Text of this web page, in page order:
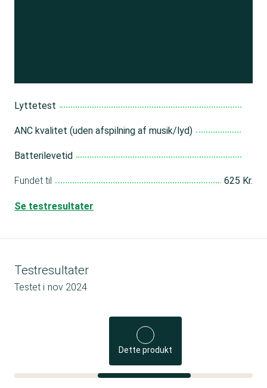
Lyttetest
ANC kvalitet (uden afspilning af musik/lyd)
Batterilevetid
Fundet til 625 Kr.
Se testresultater
Testresultater
Testet i nov 2024
Dette produkt